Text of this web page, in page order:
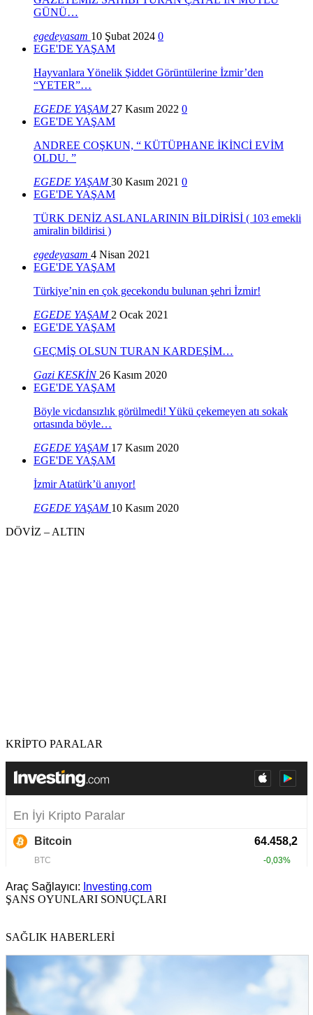
GÜNÜ…
egedeyasam 10 Şubat 2024 0
EGE'DE YAŞAM
Hayvanlara Yönelik Şiddet Görüntülerine İzmir’den
“YETER”…
EGEDE YAŞAM 27 Kasım 2022 0
EGE'DE YAŞAM
ANDREE COŞKUN, “ KÜTÜPHANE İKİNCİ EVİM
OLDU. ”
EGEDE YAŞAM30 Kasım 2021 0
EGE'DE YAŞAM
TÜRK DENİZ ASLANLARININ BİLDİRİSİ ( 103 emekli
amiralin bildirisi )
egedeyasam 4 Nisan 2021
EGE'DE YAŞAM
Türkiye’nin en çok gecekondu bulunan şehri İzmir!
EGEDE YAŞAM 2 Ocak 2021
EGE'DE YAŞAM
GEÇMİŞ OLSUN TURAN KARDEŞİM…
Gazi KESKİN 26 Kasım 2020
EGE'DE YAŞAM
Böyle vicdansızlık görülmedi! Yükü çekemeyen atı sokak
ortasında böyle…
EGEDE YAŞAM 17 Kasım 2020
EGE'DE YAŞAM
İzmir Atatürk’ü anıyor!
EGEDE YAŞAM 10 Kasım 2020
DÖVİZ – ALTIN
KRİPTO PARALAR
Araç Sağlayıcı: Investing.com
ŞANS OYUNLARI SONUÇLARI
SAĞLIK HABERLERİ